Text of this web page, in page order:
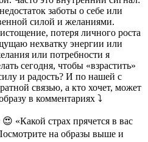
заботы о себе или
силой и желаниями.
потеря личного роста
нехватку энергии или
или потребности я
сегодня, чтобы «взрастить»
и радость? И по нашей с
связью, а кто хочет, может
в комментариях ⤵️
«Какой страх прячется в вас
на образы выше и